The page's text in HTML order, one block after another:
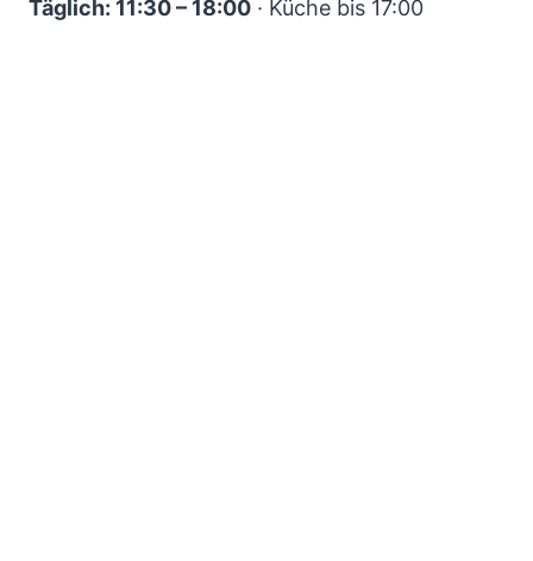
Täglich: 11:30 – 18:00 · Küche bis 17:00